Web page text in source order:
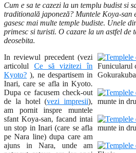
Cum e sa te cazezi la un templu budist si
traditională japoneză? Muntele Koya-san
gasesc mai multe temple budiste. Unele
primesc si turisti. O cazare la un astfel de
deosebita.
Funicularul
munte in
munte in
In reviewul precedent (vezi
articolul Ce să vizitezi în
Kyoto? ), ne despartisem in
Inari, care se afla in Kyoto.
Dupa ce facusem check-out
de la hotel (vezi impresii),
am pornit inspre muntele
sfant Koya-san, facand intai
un stop in Inari (care se afla
pe Nara line) dupa care am
ajuns in Nara, unde am